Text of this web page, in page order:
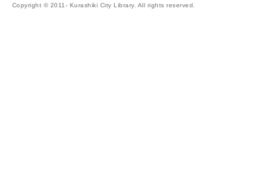
Copyright © 2011- Kurashiki City Library. All rights reserved.